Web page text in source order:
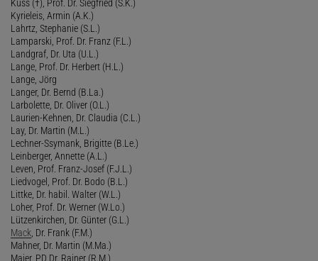
Kuss (†), Prof. Dr. Siegfried (S.K.)
Kyrieleis, Armin (A.K.)
Lahrtz, Stephanie (S.L.)
Lamparski, Prof. Dr. Franz (F.L.)
Landgraf, Dr. Uta (U.L.)
Lange, Prof. Dr. Herbert (H.L.)
Lange, Jörg
Langer, Dr. Bernd (B.La.)
Larbolette, Dr. Oliver (O.L.)
Laurien-Kehnen, Dr. Claudia (C.L.)
Lay, Dr. Martin (M.L.)
Lechner-Ssymank, Brigitte (B.Le.)
Leinberger, Annette (A.L.)
Leven, Prof. Franz-Josef (F.J.L.)
Liedvogel, Prof. Dr. Bodo (B.L.)
Littke, Dr. habil. Walter (W.L.)
Loher, Prof. Dr. Werner (W.Lo.)
Lützenkirchen, Dr. Günter (G.L.)
Mack , Dr. Frank (F.M.)
Mahner, Dr. Martin (M.Ma.)
Maier, PD Dr. Rainer (R.M.)